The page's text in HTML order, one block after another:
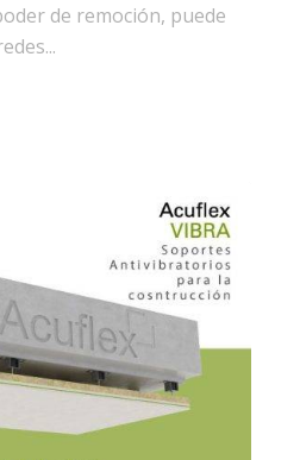
de remoción, puede